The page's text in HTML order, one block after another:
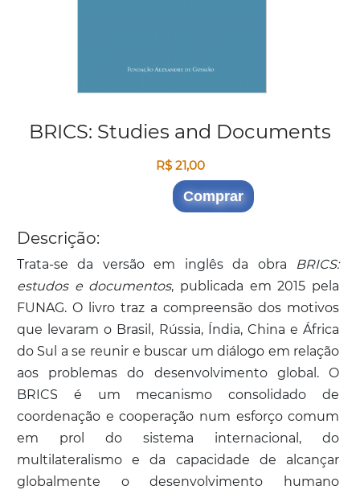
BRICS: Studies and Documents
R$ 21,00
Comprar
Descrição:
Trata-se da versão em inglês da obra BRICS:
estudos e documentos, publicada em 2015 pela
FUNAG. O livro traz a compreensão dos motivos
que levaram o Brasil, Rússia, Índia, China e África
do Sul a se reunir e buscar um diálogo em relação
aos problemas do desenvolvimento global. O
BRICS é um mecanismo consolidado de
coordenação e cooperação num esforço comum
em prol do sistema internacional, do
multilateralismo e da capacidade de alcançar
globalmente o desenvolvimento humano